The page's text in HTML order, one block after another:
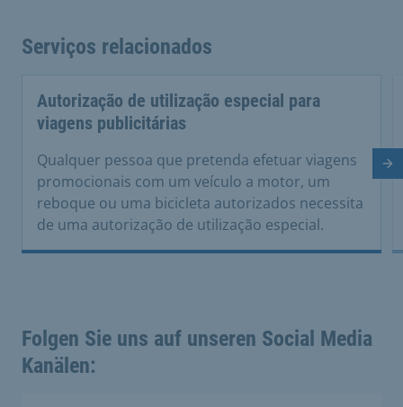
Serviços relacionados
Autorização de utilização especial para
viagens publicitárias
Qualquer pessoa que pretenda efetuar viagens
promocionais com um veículo a motor, um
reboque ou uma bicicleta autorizados necessita
de uma autorização de utilização especial.
Folgen Sie uns auf unseren Social Media
Kanälen: